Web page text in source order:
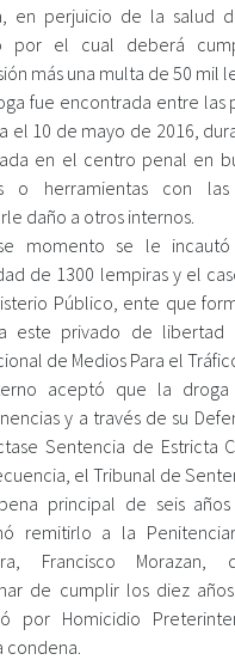
en perjuicio de la salud
por el cual deberá
más una multa de 50 mil
fue encontrada entre las
el 10 de mayo de 2016,
en el centro penal en
o herramientas con
daño a otros internos.
momento se le
de 1300 lempiras y el
Público, ente que
este privado de libertad
de Medios Para el
aceptó que la droga
y a través de su
Sentencia de Estricta
el Tribunal de
principal de seis
remitirlo a la
Francisco Morazan,
de cumplir los diez
por Homicidio
condena.